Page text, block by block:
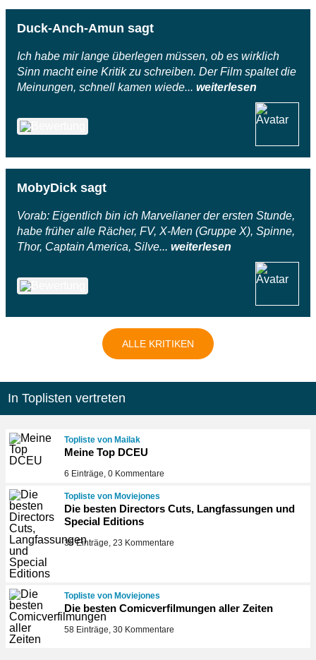
Duck-Anch-Amun sagt
Ich habe mir lange überlegen müssen, ob es wirklich
Sinn macht eine Kritik zu schreiben. Der Film spaltet die
Meinungen, schnell kamen wiede... weiterlesen
MobyDick sagt
Vorab: Eigentlich bin ich Marvelianer der ersten Stunde,
habe früher alle Rächer, FV, X-Men (Gruppe X), Spinne,
Thor, Captain America, Silve... weiterlesen
ALLE KRITIKEN
In Toplisten vertreten
Topliste von Mailak
Meine Top DCEU
6 Einträge, 0 Kommentare
Topliste von Moviejones
Die besten Directors Cuts, Langfassungen und
Special Editions
35 Einträge, 23 Kommentare
Topliste von Moviejones
Die besten Comicverfilmungen aller Zeiten
58 Einträge, 30 Kommentare